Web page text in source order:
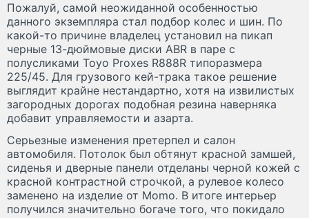
Пожалуй, самой неожиданной особенностью
данного экземпляра стал подбор колес и шин. По
какой-то причине владелец установил на пикап
черные 13-дюймовые диски ABR в паре с
полусликами Toyo Proxes R888R типоразмера
225/45. Для грузового кей-трака такое решение
выглядит крайне нестандартно, хотя на извилистых
загородных дорогах подобная резина наверняка
добавит управляемости и азарта.
Серьезные изменения претерпел и салон
автомобиля. Потолок был обтянут красной замшей,
сиденья и дверные панели отделаны черной кожей с
красной контрастной строчкой, а рулевое колесо
заменено на изделие от Momo. В итоге интерьер
получился значительно богаче того, что покидало